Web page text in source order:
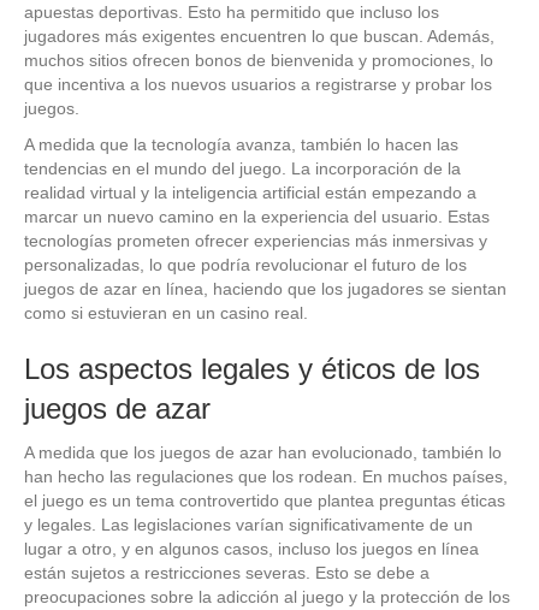
apuestas deportivas. Esto ha permitido que incluso los
jugadores más exigentes encuentren lo que buscan. Además,
muchos sitios ofrecen bonos de bienvenida y promociones, lo
que incentiva a los nuevos usuarios a registrarse y probar los
juegos.
A medida que la tecnología avanza, también lo hacen las
tendencias en el mundo del juego. La incorporación de la
realidad virtual y la inteligencia artificial están empezando a
marcar un nuevo camino en la experiencia del usuario. Estas
tecnologías prometen ofrecer experiencias más inmersivas y
personalizadas, lo que podría revolucionar el futuro de los
juegos de azar en línea, haciendo que los jugadores se sientan
como si estuvieran en un casino real.
Los aspectos legales y éticos de los
juegos de azar
A medida que los juegos de azar han evolucionado, también lo
han hecho las regulaciones que los rodean. En muchos países,
el juego es un tema controvertido que plantea preguntas éticas
y legales. Las legislaciones varían significativamente de un
lugar a otro, y en algunos casos, incluso los juegos en línea
están sujetos a restricciones severas. Esto se debe a
preocupaciones sobre la adicción al juego y la protección de los